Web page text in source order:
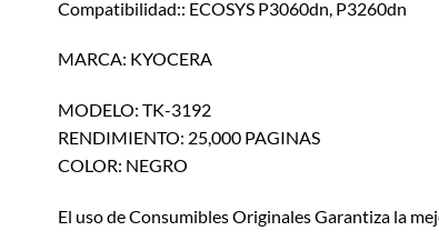
Compatibilidad:: ECOSYS P3060dn, P3260dn
MARCA: KYOCERA
MODELO: TK-3192
RENDIMIENTO: 25,000 PAGINAS
COLOR: NEGRO
El uso de Consumibles Originales Garantiza la